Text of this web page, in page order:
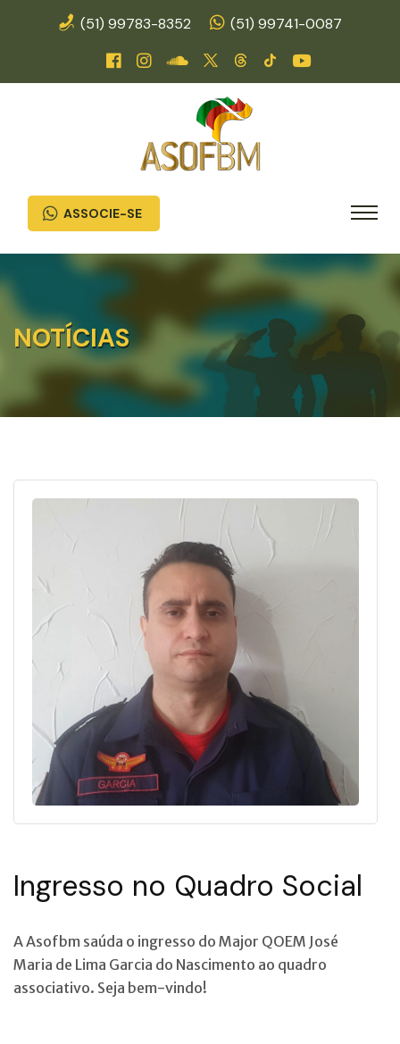
(51) 99783-8352 (51) 99741-0087
ASSOCIE-SE
NOTÍCIAS
Ingresso no Quadro Social
A Asofbm saúda o ingresso do Major QOEM José
Maria de Lima Garcia do Nascimento ao quadro
associativo. Seja bem-vindo!